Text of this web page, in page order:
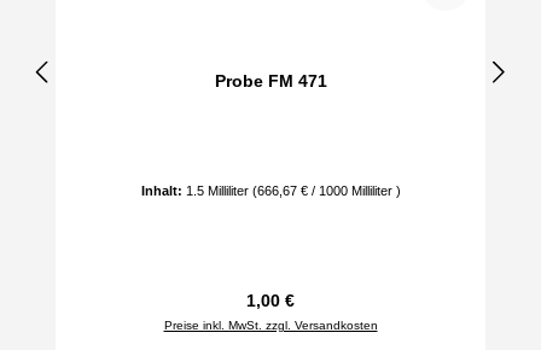
Probe FM 471
Inhalt: 1.5 Milliliter (666,67 € / 1000 Milliliter )
Regulärer Preis:
1,00 €
Preise inkl. MwSt. zzgl. Versandkosten